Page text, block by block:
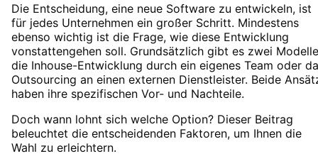
Die Entscheidung, eine neue Software zu entwickeln, ist
für jedes Unternehmen ein großer Schritt. Mindestens
ebenso wichtig ist die Frage, wie diese Entwicklung
vonstattengehen soll. Grundsätzlich gibt es zwei
die Inhouse-Entwicklung durch ein eigenes Team oder
Outsourcing an einen externen Dienstleister. Beide
haben ihre spezifischen Vor- und Nachteile.
Doch wann lohnt sich welche Option? Dieser Beitrag
beleuchtet die entscheidenden Faktoren, um Ihnen die
Wahl zu erleichtern.